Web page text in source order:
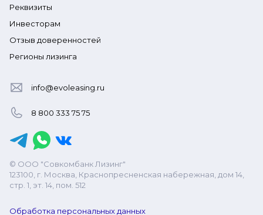
Реквизиты
Инвесторам
Отзыв доверенностей
Регионы лизинга
info@evoleasing.ru
8 800 333 75 75
© ООО "Совкомбанк Лизинг"
123100, г. Москва, Краснопресненская набережная, дом 14,
стр. 1, эт. 14, пом. 512
Обработка персональных данных